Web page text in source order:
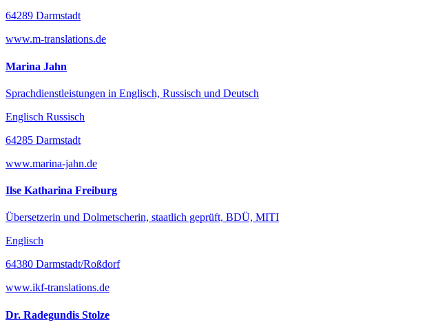
64289 Darmstadt
www.m-translations.de
Marina Jahn
Sprachdienstleistungen in Englisch, Russisch und Deutsch
Englisch Russisch
64285 Darmstadt
www.marina-jahn.de
Ilse Katharina Freiburg
Übersetzerin und Dolmetscherin, staatlich geprüft, BDÜ, MITI
Englisch
64380 Darmstadt/Roßdorf
www.ikf-translations.de
Dr. Radegundis Stolze